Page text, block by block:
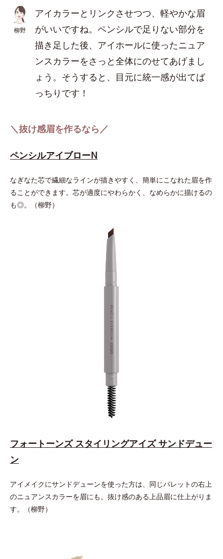
柳野
アイカラーとリンクさせつつ、軽やかな眉
がいいですね。ペンシルで足りない部分を
描き足した後、アイホールに使ったニュア
ンスカラーをさっと全体にのせてあげまし
ょう。そうすると、目元に統一感が出てば
っちりです！
＼抜け感眉を作るなら／
ペンシルアイブローN
なぎなた芯で繊細なラインが描きやすく、簡単にこなれた眉を作
ることができます。芯が適度にやわらかく、なめらかに描けるの
も◎。（柳野）
フォートーンズ スタイリングアイズ サンドデュー
ン
アイメイクにサンドデューンを使った方は、同じパレットの右上
のニュアンスカラーを眉にも。抜け感のある上品眉に仕上がりま
す。（柳野）